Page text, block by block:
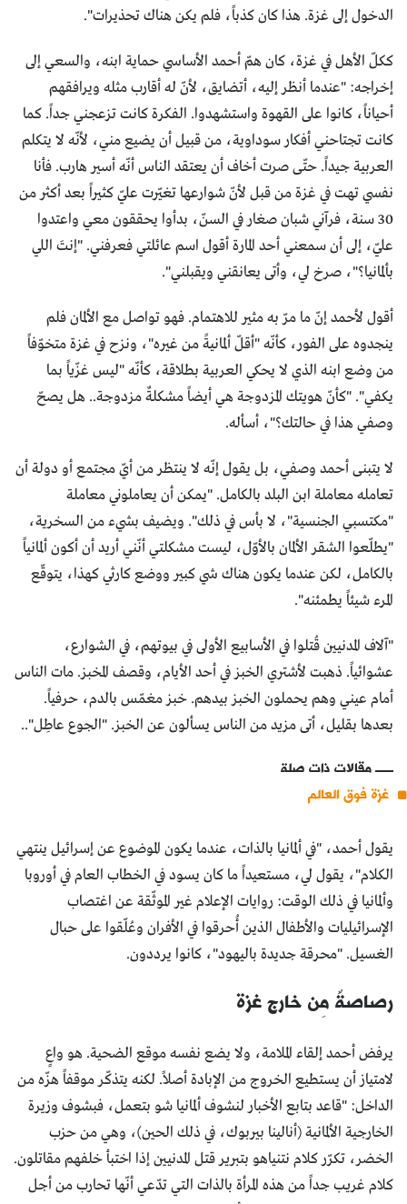
الدخول إلى غزة. هذا كان كذباً، فلم يكن هناك تحذيرات".
ككلّ الأهل في غزة، كان همّ أحمد الأساسي حماية ابنه، والسعي إلى
إخراجه: "عندما أنظر إليه، أتضايق، لأنّ له أقارب مثله ويرافقهم
أحياناً، كانوا على القهوة واستشهدوا. الفكرة كانت تزعجني جداً. كما
كانت تجتاحني أفكار سوداوية، من قبيل أن يضيع مني، لأنّه لا يتكلم
العربية جيداً. حتّى صرت أخاف أن يعتقد الناس أنّه أسير هارب. فأنا
نفسي تهت في غزة من قبل لأنّ شوارعها تغيّرت عليّ كثيراً بعد أكثر من
30 سنة، فرآني شبان صغار في السنّ، بدأوا يحققون معي واعتدوا
عليّ، إلى أن سمعني أحد المارة أقول اسم عائلتي فعرفني. "إنتَ اللي
بألمانيا؟"، صرخ لي، وأتى يعانقني ويقبلني".
أقول لأحمد إنّ ما مرّ به مثير للاهتمام. فهو تواصل مع الألمان فلم
ينجدوه على الفور، كأنّه "أقلّ ألمانيةً من غيره"، ونزح في غزة متخوّفاً
من وضع ابنه الذي لا يحكي العربية بطلاقة، كأنّه "ليس غزّياً بما
يكفي". "كأنّ هويتك المزدوجة هي أيضاً مشكلةٌ مزدوجة.. هل يصحّ
وصفي هذا في حالتك؟"، أسأله.
لا يتبنى أحمد وصفي، بل يقول إنّه لا ينتظر من أيّ مجتمع أو دولة أن
تعامله معاملة ابن البلد بالكامل. "يمكن أن يعاملوني معاملة
"مكتسبي الجنسية"، لا بأس في ذلك". ويضيف بشيء من السخرية،
"يطلّعوا الشقر الألمان بالأوّل، ليست مشكلتي أنّني أريد أن أكون ألمانياً
بالكامل، لكن عندما يكون هناك شي كبير ووضع كارثي كهذا، يتوقّع
المرء شيئاً يطمئنه".
"آلاف المدنيين قُتلوا في الأسابيع الأولى في بيوتهم، في الشوارع،
عشوائياً. ذهبت لأشتري الخبز في أحد الأيام، وقصف المخبز. مات الناس
أمام عيني وهم يحملون الخبز بيدهم. خبز مغمّس بالدم، حرفياً.
بعدها بقليل، أتى مزيد من الناس يسألون عن الخبز. "الجوع عاطِل"..
مقالات ذات صلة
غزة فوق العالم
يقول أحمد، "في ألمانيا بالذات، عندما يكون الموضوع عن إسرائيل ينتهي
الكلام"، يقول لي، مستعيداً ما كان يسود في الخطاب العام في أوروبا
وألمانيا في ذلك الوقت: روايات الإعلام غير الموثّقة عن اغتصاب
الإسرائيليات والأطفال الذين أُحرقوا في الأفران وعُلّقوا على حبال
الغسيل. "محرقة جديدة باليهود"، كانوا يرددون.
رصاصةٌ مِن خارج غزة
يرفض أحمد إلقاء الملامة، ولا يضع نفسه موقع الضحية. هو واعٍ
لامتياز أن يستطيع الخروج من الإبادة أصلاً. لكنه يتذكّر موقفاً هزّه من
الداخل: "قاعد بتابع الأخبار لنشوف ألمانيا شو بتعمل، فبشوف وزيرة
الخارجية الألمانية (أنالينا بيربوك، في ذلك الحين)، وهي من حزب
الخضر، تكرّر كلام نتنياهو بتبرير قتل المدنيين إذا اختبأ خلفهم مقاتلون.
كلام غريب جداً من هذه المرأة بالذات التي تدّعي أنّها تحارب من أجل